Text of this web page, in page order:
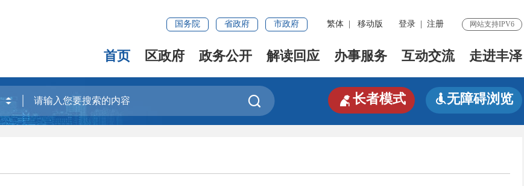
国务院 省政府 市政府 繁体 移动版 登录 注册 网站支持IPV6
首页 区政府 政务公开 解读回应 办事服务 互动交流 走进丰泽
 长者模式 无障碍浏览